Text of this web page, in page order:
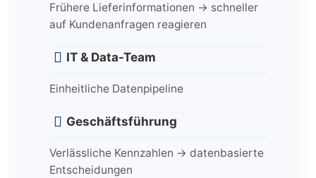
Frühere Lieferinformationen → schneller
auf Kundenanfragen reagieren
IT & Data-Team
Einheitliche Datenpipeline
Geschäftsführung
Verlässliche Kennzahlen → datenbasierte
Entscheidungen